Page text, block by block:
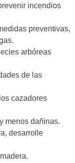
incendios
preventivas,
arbóreas
de las
cazadores
menos dañinas.
desarrolle